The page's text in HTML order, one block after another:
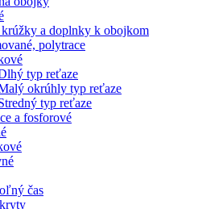
krúžky a doplnky k obojkom
polytrace
typ reťaze
okrúhly typ reťaze
typ reťaze
a fosforové
čas